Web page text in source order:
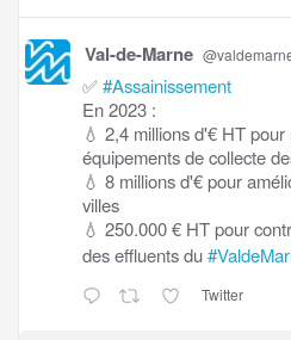
Val-de-Marne
✅#Assainissement
En 2023 :
💧 2,4 millions d'€ HT
équipements de collecte
💧 8 millions d'€ pour
villes
💧 250.000 € HT pour
des effluents du
Twitter